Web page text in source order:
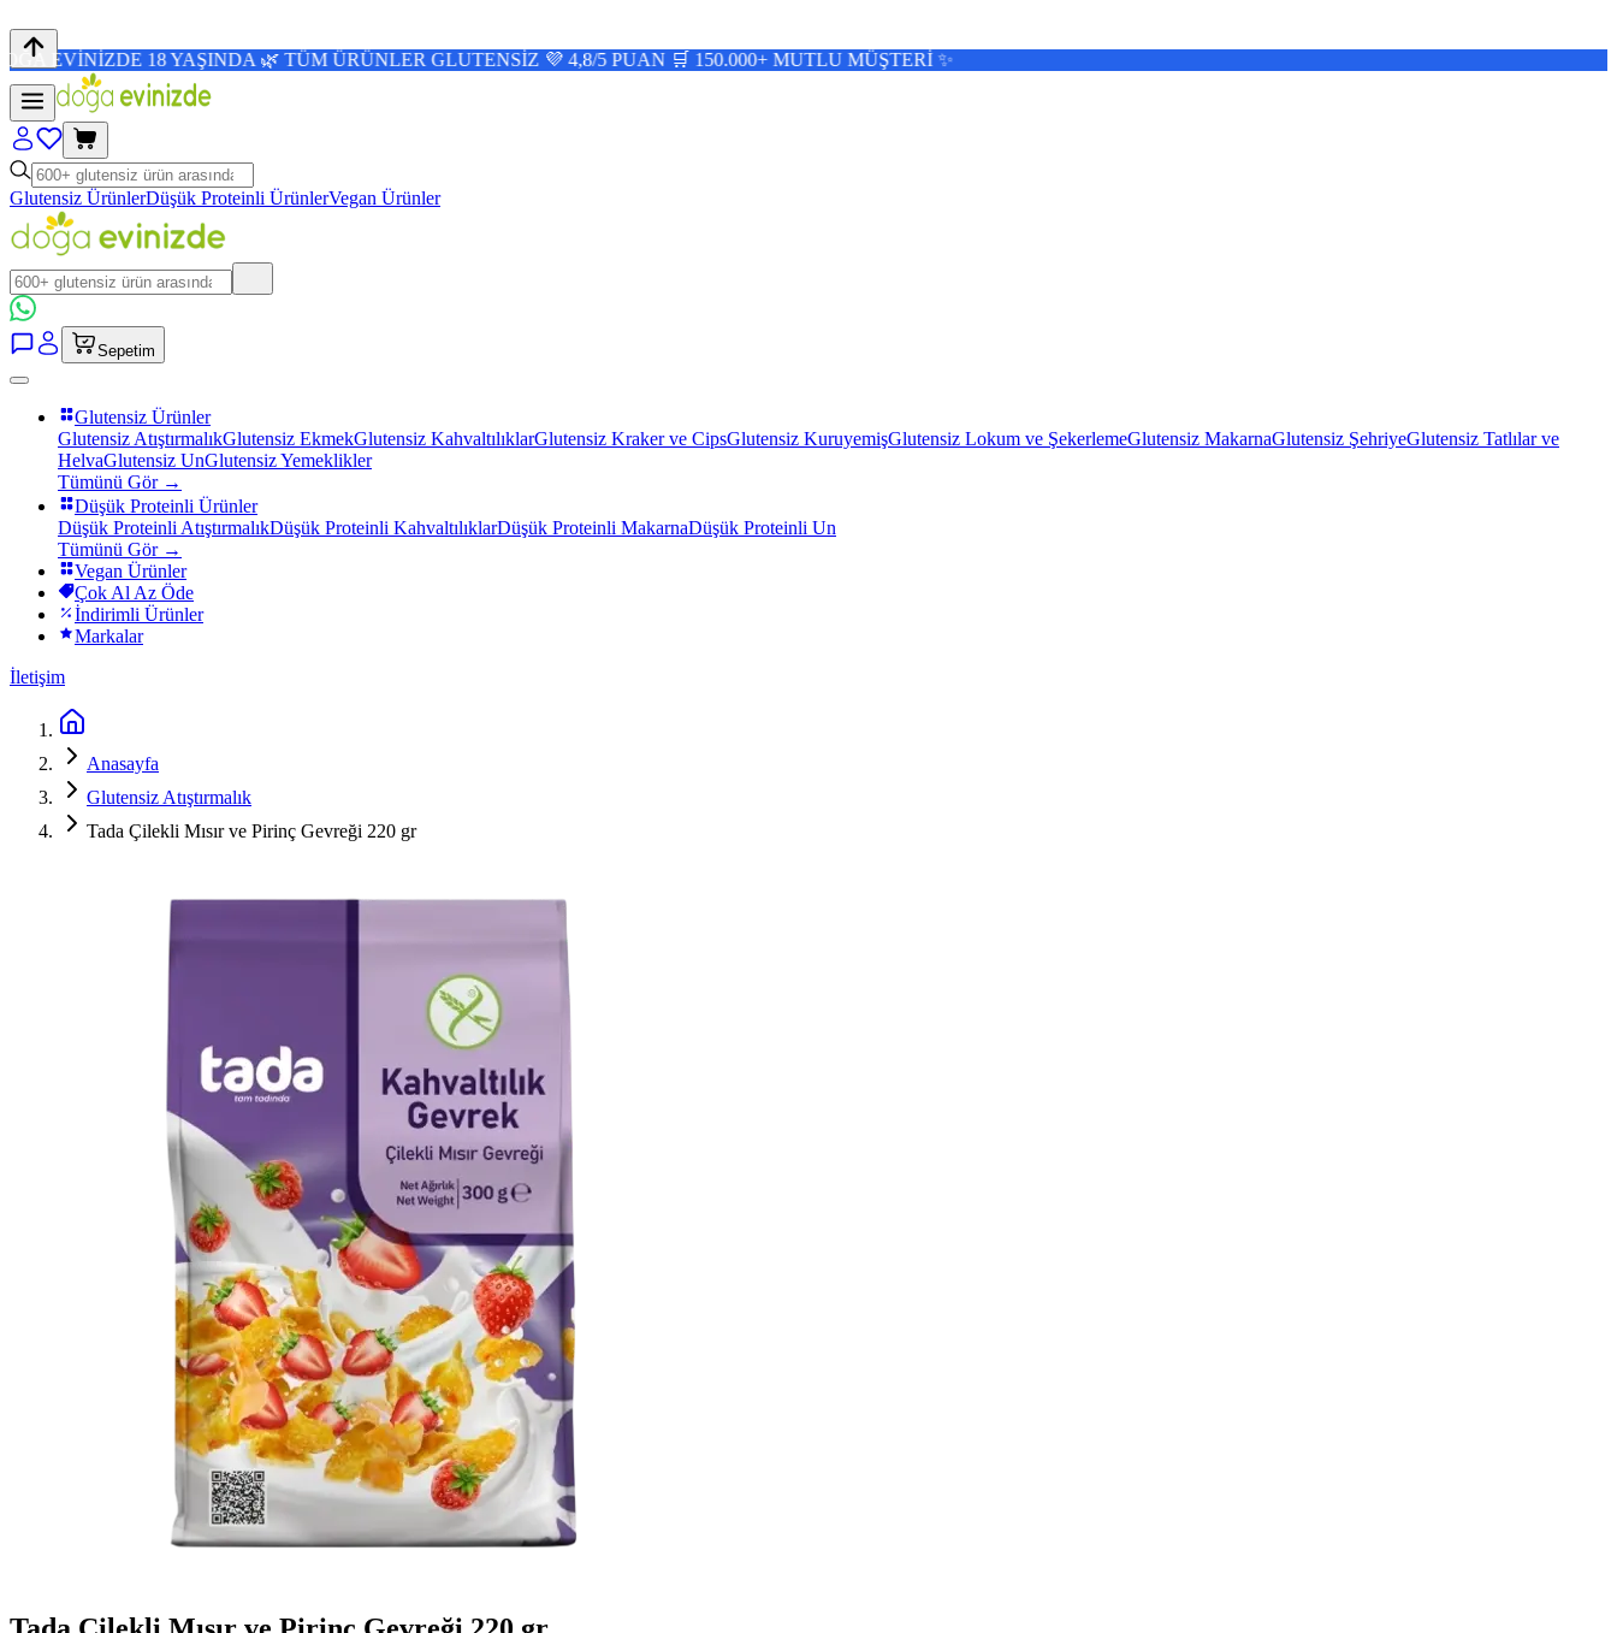
18 YAŞINDA 🌿 TÜM ÜRÜNLER GLUTENSİZ 💜 4,8/5 PUAN 🛒 150.000+ MUTLU MÜŞTERİ ✨
Glutensiz ÜrünlerDüşük Proteinli ÜrünlerVegan Ürünler
Sepetim
Glutensiz Ürünler
Glutensiz AtıştırmalıkGlutensiz EkmekGlutensiz KahvaltılıklarGlutensiz Kraker ve CipsGlutensiz KuruyemişGlutensiz Lokum ve ŞekerlemeGlutensiz MakarnaGlutensiz ŞehriyeGlutensiz Tatlılar ve
HelvaGlutensiz UnGlutensiz Yemeklikler
Tümünü Gör →
Düşük Proteinli Ürünler
Düşük Proteinli AtıştırmalıkDüşük Proteinli KahvaltılıklarDüşük Proteinli MakarnaDüşük Proteinli Un
Tümünü Gör →
Vegan Ürünler
Çok Al Az Öde
İndirimli Ürünler
Markalar
İletişim
Anasayfa
Glutensiz Atıştırmalık
Tada Çilekli Mısır ve Pirinç Gevreği 220 gr